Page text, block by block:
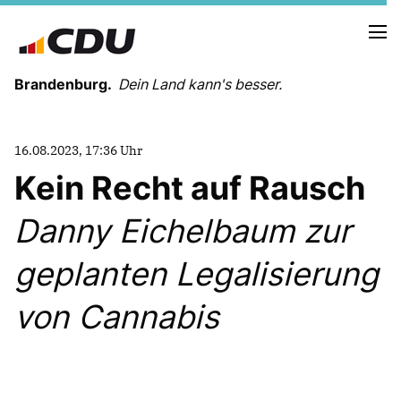
Brandenburg. Dein Land kann's besser.
LANDESVORSTAND
LANDESGESCHÄFTSSTELLE
ORGANISATION
KREISVERBÄNDE
VEREINIGUNGEN UND SONDERORGANISATIONEN
LANDESFACHAUSSCHÜSSE
16.08.2023, 17:36 Uhr
Kein Recht auf Rausch
Danny Eichelbaum zur
geplanten Legalisierung
von Cannabis